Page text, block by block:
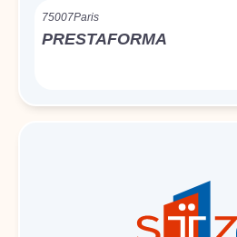
75007Paris
PRESTAFORMA